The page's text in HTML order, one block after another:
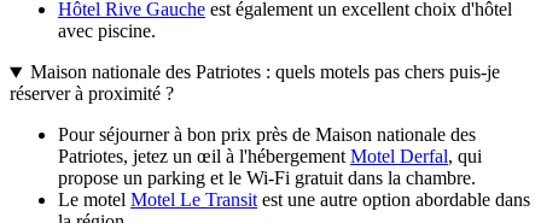
Hôtel Rive Gauche est également un excellent choix d'hôtel
avec piscine.
Maison nationale des Patriotes : quels motels pas chers puis-je
réserver à proximité ?
Pour séjourner à bon prix près de Maison nationale des
Patriotes, jetez un œil à l'hébergementMotel Derfal, qui
propose un parking et le Wi-Fi gratuit dans la chambre.
Le motel Motel Le Transitest une autre option abordable dans